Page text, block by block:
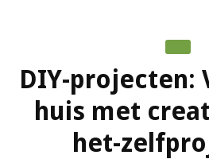
DIY-projecten:
huis met
het-